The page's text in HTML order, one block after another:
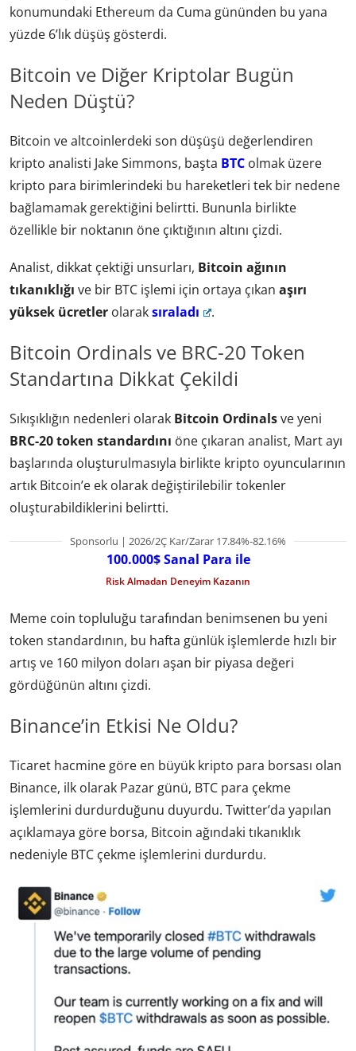
konumundaki Ethereum da Cuma gününden bu yana
yüzde 6’lık düşüş gösterdi.
Bitcoin ve Diğer Kriptolar Bugün
Neden Düştü?
Bitcoin ve altcoinlerdeki son düşüşü değerlendiren
kripto analisti Jake Simmons, başta BTC olmak üzere
kripto para birimlerindeki bu hareketleri tek bir nedene
bağlamamak gerektiğini belirtti. Bununla birlikte
özellikle bir noktanın öne çıktığının altını çizdi.
Analist, dikkat çektiği unsurları, Bitcoin ağının
tıkanıklığı ve bir BTC işlemi için ortaya çıkan aşırı
yüksek ücretler olaraksıraladı .
Bitcoin Ordinals ve BRC-20 Token
Standartına Dikkat Çekildi
Sıkışıklığın nedenleri olarak Bitcoin Ordinalsve yeni
BRC-20 token standardını öne çıkaran analist, Mart ayı
başlarında oluşturulmasıyla birlikte kripto oyuncularının
artık Bitcoin’e ek olarak değiştirilebilir tokenler
oluşturabildiklerini belirtti.
Sponsorlu | 2026/2Ç Kar/Zarar 17.84%-82.16%
100.000$ Sanal Para ile
Risk Almadan Deneyim Kazanın
Meme coin topluluğu tarafından benimsenen bu yeni
token standardının, bu hafta günlük işlemlerde hızlı bir
artış ve 160 milyon doları aşan bir piyasa değeri
gördüğünün altını çizdi.
Binance’in Etkisi Ne Oldu?
Ticaret hacmine göre en büyük kripto para borsası olan
Binance, ilk olarak Pazar günü, BTC para çekme
işlemlerini durdurduğunu duyurdu. Twitter’da yapılan
açıklamaya göre borsa, Bitcoin ağındaki tıkanıklık
nedeniyle BTC çekme işlemlerini durdurdu.